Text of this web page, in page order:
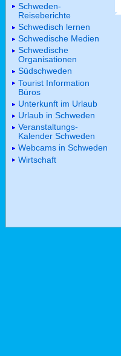
Schweden-
Reiseberichte
Schwedisch lernen
Schwedische Medien
Schwedische
Organisationen
Südschweden
Tourist Information
Büros
Unterkunft im Urlaub
Urlaub in Schweden
Veranstaltungs-
Kalender Schweden
Webcams in Schweden
Wirtschaft